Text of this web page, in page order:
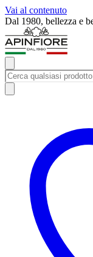
Vai al contenuto
Iscriviti alla newsletter